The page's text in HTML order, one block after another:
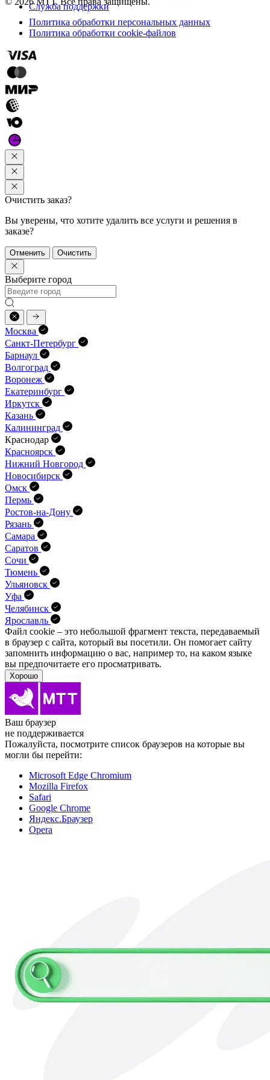
Служба поддержки
Политика обработки персональных данных
Политика обработки cookie-файлов
Очистить заказ?
Вы уверены, что хотите удалить все услуги и решения в
заказе?
Отменить Очистить
Выберите город
Москва
Санкт-Петербург
Барнаул
Волгоград
Воронеж
Екатеринбург
Иркутск
Казань
Калининград
Краснодар
Красноярск
Нижний Новгород
Новосибирск
Омск
Пермь
Ростов-на-Дону
Рязань
Самара
Саратов
Сочи
Тюмень
Ульяновск
Уфа
Челябинск
Ярославль
Файл cookie – это небольшой фрагмент текста, передава­емый
в браузер с сайта, который вы посетили. Он помо­гает сайту
запомнить информацию о вас, например то, на каком языке
вы предпочитаете его просматривать.
Хорошо
Ваш браузер
не поддерживается
Пожалуйста, посмотрите список браузеров на которые вы
могли бы перейти:
Microsoft Edge Chromium
Mozilla Firefox
Safari
Google Chrome
Яндекс.Браузер
Opera